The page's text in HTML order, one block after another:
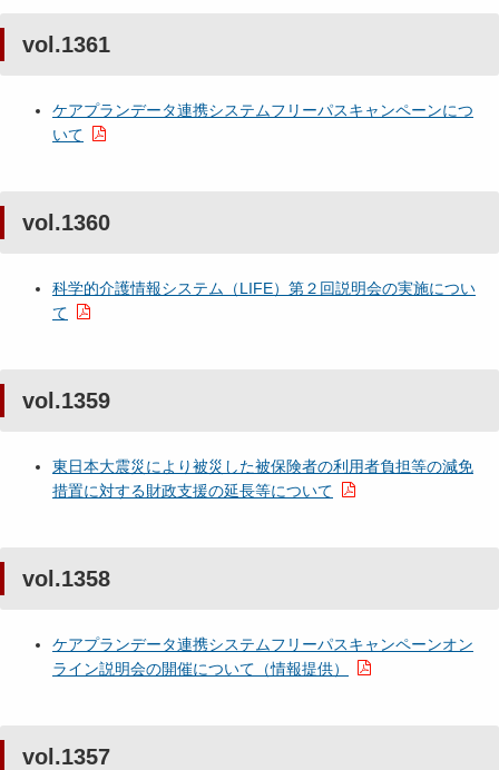
vol.1361
ケアプランデータ連携システムフリーパスキャンペーンにつ
いて
vol.1360
科学的介護情報システム（LIFE）第２回説明会の実施につい
て
vol.1359
東日本大震災により被災した被保険者の利用者負担等の減免
措置に対する財政支援の延長等について
vol.1358
ケアプランデータ連携システムフリーパスキャンペーンオン
ライン説明会の開催について（情報提供）
vol.1357